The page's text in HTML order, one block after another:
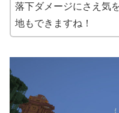
落下ダメージにさえ気
地もできますね！